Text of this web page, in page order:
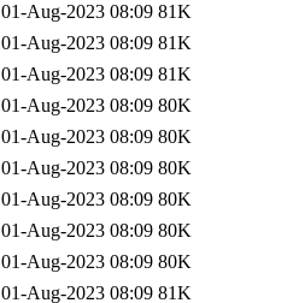
01-Aug-2023 08:09 81K
01-Aug-2023 08:09 81K
01-Aug-2023 08:09 81K
01-Aug-2023 08:09 80K
01-Aug-2023 08:09 80K
01-Aug-2023 08:09 80K
01-Aug-2023 08:09 80K
01-Aug-2023 08:09 80K
01-Aug-2023 08:09 80K
01-Aug-2023 08:09 81K